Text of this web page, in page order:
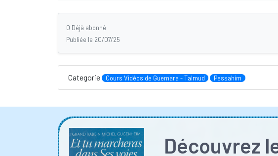
0 Déjà abonné
Publiée le 20/07/25
Categorie Cours Vidéos de Guemara - Talmud Pessahim
Découvrez